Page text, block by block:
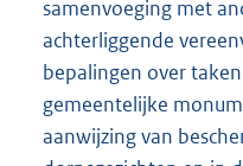
samenvoeging met
achterliggende
bepalingen over
gemeentelijke
aanwijzing van